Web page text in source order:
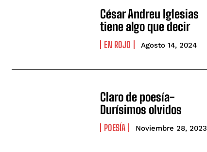
César Andreu Iglesias
tiene algo que decir
EN ROJO Agosto 14, 2024
Claro de poesía-
Durísimos olvidos
POESÍA Noviembre 28, 2023